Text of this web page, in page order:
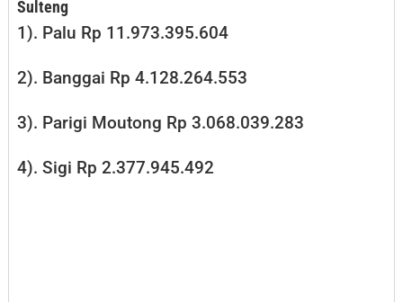
Sulteng
1). Palu Rp 11.973.395.604
2). Banggai Rp 4.128.264.553
3). Parigi Moutong Rp 3.068.039.283
4). Sigi Rp 2.377.945.492